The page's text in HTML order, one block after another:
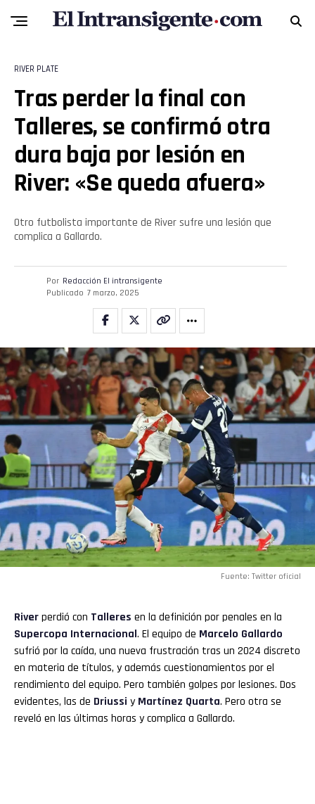
RIVER PLATE
Tras perder la final con
Talleres, se confirmó otra
dura baja por lesión en
River: «Se queda afuera»
Otro futbolista importante de River sufre una lesión que
complica a Gallardo.
Por Redacción El intransigente
Publicado 7 marzo, 2025
Fuente: Twitter oficial
Riverperdió con Talleres en la definición por penales en la
Supercopa Internacional. El equipo de Marcelo Gallardo
sufrió por la caída, una nueva frustración tras un 2024 discreto
en materia de títulos, y además cuestionamientos por el
rendimiento del equipo. Pero también golpes por lesiones. Dos
evidentes, las de Driussi y Martínez Quarta. Pero otra se
reveló en las últimas horas y complica a Gallardo.